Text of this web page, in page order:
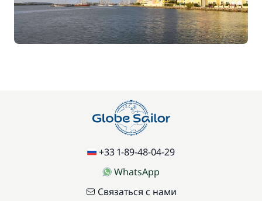
+33 1-89-48-04-29
WhatsApp
Связаться с нами